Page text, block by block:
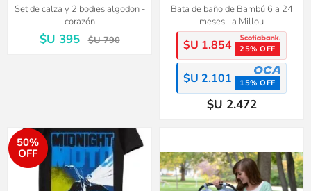
Set de calza y 2 bodies algodon -
corazón
$U 395 $U 790
Bata de baño de Bambú 6 a 24
meses La Millou
$U 1.854 25% OFF
$U 2.101 15% OFF
$U 2.472
50%
OFF